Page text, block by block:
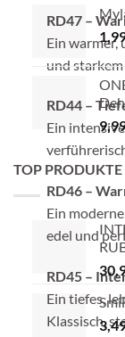
RD47 –
Ein
und
RD44 –
Ein
RD46 –
Ein
edel und
RD45 –
Ein tiefes,
Klassisch,
TOP PRODUKTE